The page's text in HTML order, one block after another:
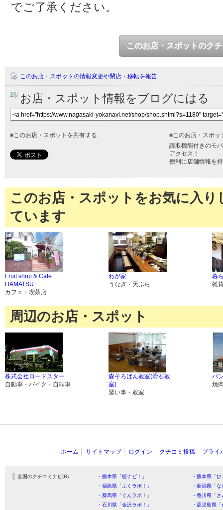
でご了承ください。
このお店・スポットのク
このお店・スポットの情報変更や閉店・移転を報告
お店・スポット情報をブログにはる
■このお店・スポットを共有する ■このお店・スポッ
読取機能付きのモ
アクセス！
便利に店舗情報を
このお店・スポットをお気に入
ています
Fruit shop & Cafe
HAMATSU
カフェ・喫茶店
わが家
うなぎ・天ぷら
暮
雑
周辺のお店・スポット
株式会社ロードスター
自動車・バイク・自転車
森そろばん教室(滑石教
室)
習い事・教室
バ
焼
ホーム サイトマップ ログイン クチコミ投稿 プライ
全国のクチコミナビ(R) ・栃木県「栃ナビ！」
・熊本県「
・福島県「ふくラボ！」
・新潟県「
・群馬県「ぐんラボ！」
・香川県「
・石川県「金沢ラボ！」
・鹿児島県